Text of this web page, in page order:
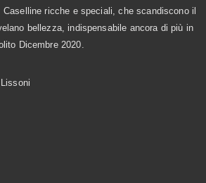
Caselline ricche e speciali, che scandiscono il
bellezza, indispensabile ancora di più in
Dicembre 2020.